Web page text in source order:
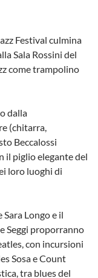
Festival culmina
Sala Rossini del
come trampolino
dalla
(chitarra,
Beccalossi
il piglio elegante del
loro luoghi di
Longo e il
Seggi proporranno
con incursioni
Sosa e Count
tra blues del